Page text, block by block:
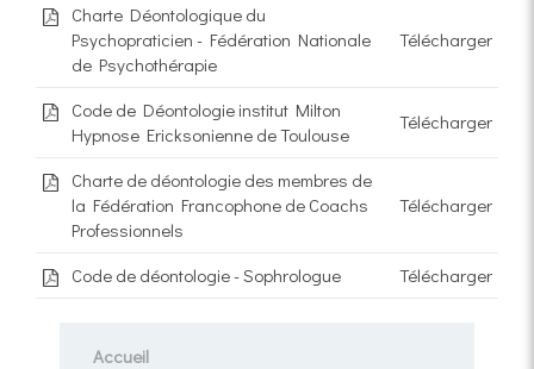
Charte Déontologique du
Psychopraticien - Fédération Nationale
de Psychothérapie
Télécharger
Code de Déontologie institut Milton
Hypnose Ericksonienne de Toulouse
Télécharger
Charte de déontologie des membres de
la Fédération Francophone de Coachs
Professionnels
Télécharger
Code de déontologie - Sophrologue Télécharger
Accueil